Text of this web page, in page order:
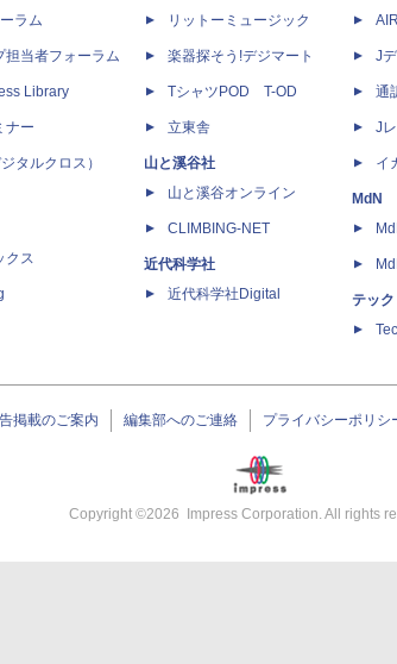
ラム
担当者フォーラム
Library
ナー
タルクロス）
クス
リットーミュージック
楽器探そう!デジマート
TシャツPOD T-OD
立東舎
山と溪谷社
山と溪谷オンライン
CLIMBING-NET
近代科学社
近代科学社Digital
J
通
J
イ
MdN
テッ
掲載のご案内 編集部へのご連絡 プライバシーポリシ
Copyright ©2026 Impress Corporation. All rights